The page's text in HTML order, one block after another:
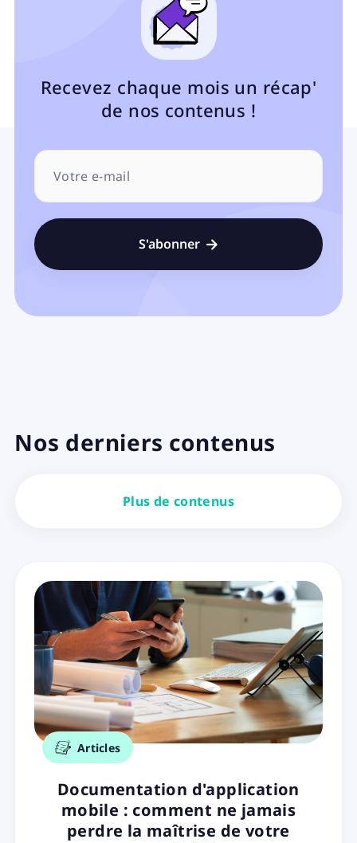
Recevez chaque mois un récap'
de nos contenus !

Nos derniers contenus
Plus de contenus
Articles
Documentation d'application
mobile : comment ne jamais
perdre la maîtrise de votre